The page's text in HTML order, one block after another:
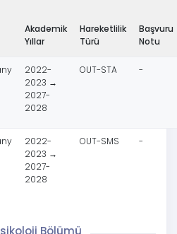
Akademik
Yıllar
Hareketlilik
Türü
Başvuru
Notu
2022-
2023 →
2027-
2028
OUT-STA -
2022-
2023 →
2027-
2028
OUT-SMS -
Bölümü